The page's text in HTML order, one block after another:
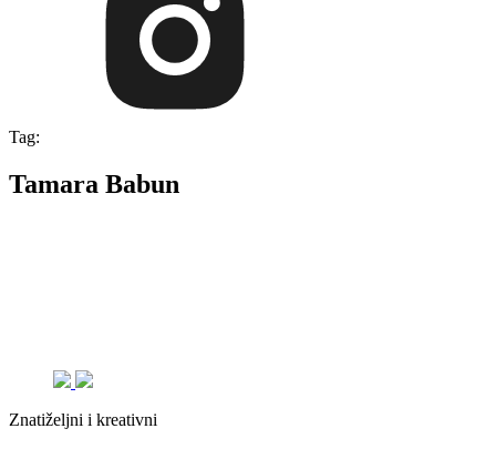
Tag:
Tamara Babun
Znatiželjni i kreativni